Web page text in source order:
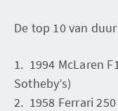
De top 10 van
1. 1994 McLaren
Sotheby’s)
2. 1958 Ferrari